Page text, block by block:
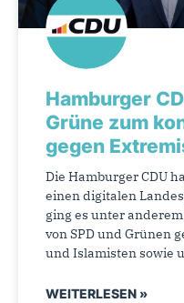
Hamburger
Grüne zum
gegen
Die Hamburger CDU
einen digitalen
ging es unter
von SPD und Grünen
und Islamisten sowie
WEITERLESEN »